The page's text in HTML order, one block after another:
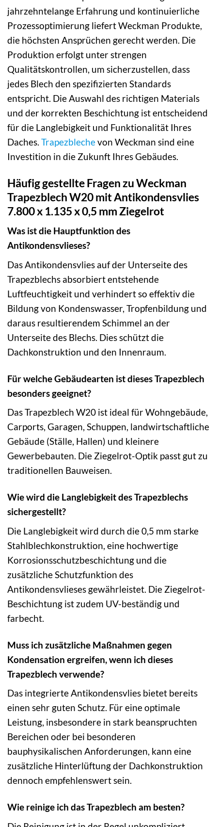
jahrzehntelange Erfahrung und kontinuierliche
Prozessoptimierung liefert Weckman Produkte,
die höchsten Ansprüchen gerecht werden. Die
Produktion erfolgt unter strengen
Qualitätskontrollen, um sicherzustellen, dass
jedes Blech den spezifizierten Standards
entspricht. Die Auswahl des richtigen Materials
und der korrekten Beschichtung ist entscheidend
für die Langlebigkeit und Funktionalität Ihres
Daches. Trapezblechevon Weckman sind eine
Investition in die Zukunft Ihres Gebäudes.
Häufig gestellte Fragen zu Weckman
Trapezblech W20 mit Antikondensvlies
7.800 x 1.135 x 0,5 mm Ziegelrot
Was ist die Hauptfunktion des
Antikondensvlieses?
Das Antikondensvlies auf der Unterseite des
Trapezblechs absorbiert entstehende
Luftfeuchtigkeit und verhindert so effektiv die
Bildung von Kondenswasser, Tropfenbildung und
daraus resultierendem Schimmel an der
Unterseite des Blechs. Dies schützt die
Dachkonstruktion und den Innenraum.
Für welche Gebäudearten ist dieses Trapezblech
besonders geeignet?
Das Trapezblech W20 ist ideal für Wohngebäude,
Carports, Garagen, Schuppen, landwirtschaftliche
Gebäude (Ställe, Hallen) und kleinere
Gewerbebauten. Die Ziegelrot-Optik passt gut zu
traditionellen Bauweisen.
Wie wird die Langlebigkeit des Trapezblechs
sichergestellt?
Die Langlebigkeit wird durch die 0,5 mm starke
Stahlblechkonstruktion, eine hochwertige
Korrosionsschutzbeschichtung und die
zusätzliche Schutzfunktion des
Antikondensvlieses gewährleistet. Die Ziegelrot-
Beschichtung ist zudem UV-beständig und
farbecht.
Muss ich zusätzliche Maßnahmen gegen
Kondensation ergreifen, wenn ich dieses
Trapezblech verwende?
Das integrierte Antikondensvlies bietet bereits
einen sehr guten Schutz. Für eine optimale
Leistung, insbesondere in stark beanspruchten
Bereichen oder bei besonderen
bauphysikalischen Anforderungen, kann eine
zusätzliche Hinterlüftung der Dachkonstruktion
dennoch empfehlenswert sein.
Wie reinige ich das Trapezblech am besten?